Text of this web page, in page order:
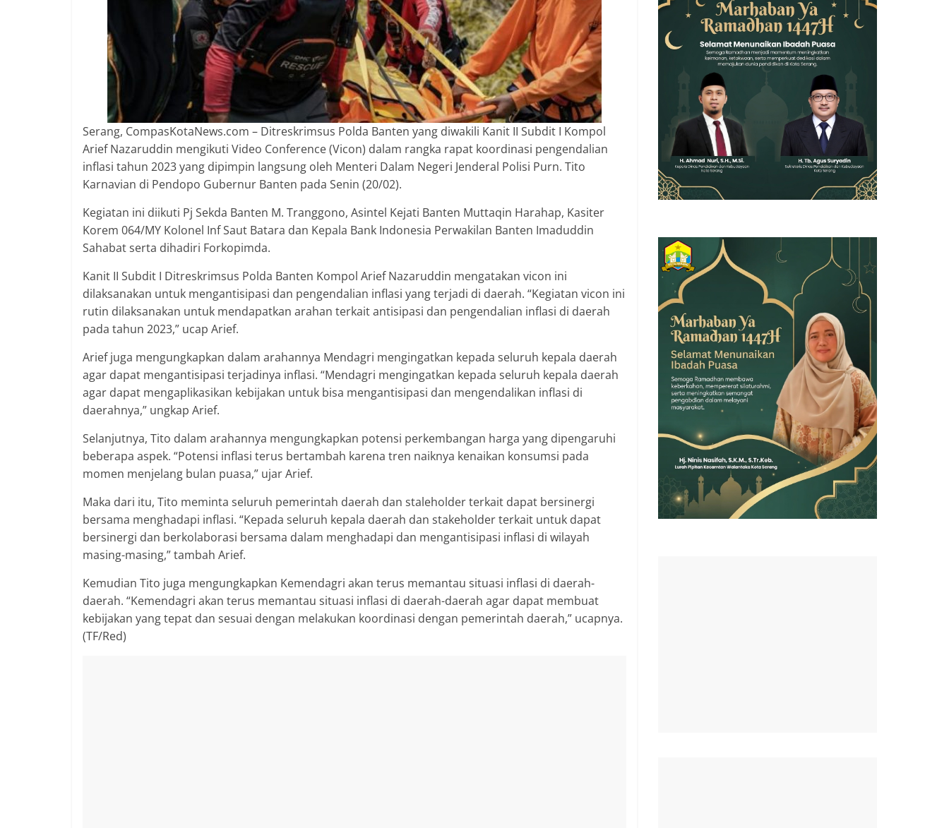
berkualitas
karena
menereapkan
jurnalisme
dalam
setiap
liputan
peristiwa
tulis
secara
cerdas,
tajam
dan
berimbang.
Serang, CompasKotaNews.com – Ditreskrimsus Polda Banten yang diwakili Kanit II Subdit I Kompol
Arief Nazaruddin mengikuti Video Conference (Vicon) dalam rangka rapat koordinasi pengendalian
inflasi tahun 2023 yang dipimpin langsung oleh Menteri Dalam Negeri Jenderal Polisi Purn. Tito
Karnavian di Pendopo Gubernur Banten pada Senin (20/02).
Kegiatan ini diikuti Pj Sekda Banten M. Tranggono, Asintel Kejati Banten Muttaqin Harahap, Kasiter
Korem 064/MY Kolonel Inf Saut Batara dan Kepala Bank Indonesia Perwakilan Banten Imaduddin
Sahabat serta dihadiri Forkopimda.
Kanit II Subdit I Ditreskrimsus Polda Banten Kompol Arief Nazaruddin mengatakan vicon ini
dilaksanakan untuk mengantisipasi dan pengendalian inflasi yang terjadi di daerah. “Kegiatan vicon ini
rutin dilaksanakan untuk mendapatkan arahan terkait antisipasi dan pengendalian inflasi di daerah
pada tahun 2023,” ucap Arief.
Arief juga mengungkapkan dalam arahannya Mendagri mengingatkan kepada seluruh kepala daerah
agar dapat mengantisipasi terjadinya inflasi. “Mendagri mengingatkan kepada seluruh kepala daerah
agar dapat mengaplikasikan kebijakan untuk bisa mengantisipasi dan mengendalikan inflasi di
daerahnya,” ungkap Arief.
Selanjutnya, Tito dalam arahannya mengungkapkan potensi perkembangan harga yang dipengaruhi
beberapa aspek. “Potensi inflasi terus bertambah karena tren naiknya kenaikan konsumsi pada
momen menjelang bulan puasa,” ujar Arief.
Maka dari itu, Tito meminta seluruh pemerintah daerah dan staleholder terkait dapat bersinergi
bersama menghadapi inflasi. “Kepada seluruh kepala daerah dan stakeholder terkait untuk dapat
bersinergi dan berkolaborasi bersama dalam menghadapi dan mengantisipasi inflasi di wilayah
masing-masing,” tambah Arief.
Kemudian Tito juga mengungkapkan Kemendagri akan terus memantau situasi inflasi di daerah-
daerah. “Kemendagri akan terus memantau situasi inflasi di daerah-daerah agar dapat membuat
kebijakan yang tepat dan sesuai dengan melakukan koordinasi dengan pemerintah daerah,” ucapnya.
(TF/Red)